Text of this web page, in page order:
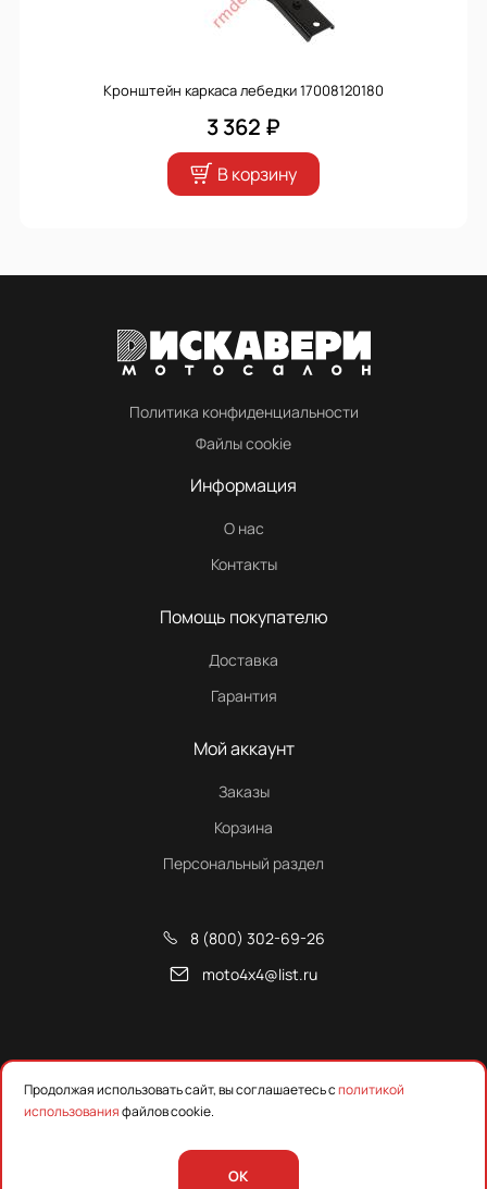
Кронштейн каркаса лебедки 17008120180
3 362 ₽
В корзину
Политика конфиденциальности
Файлы cookie
Информация
О нас
Контакты
Помощь покупателю
Доставка
Гарантия
Мой аккаунт
Заказы
Корзина
Персональный раздел
8 (800) 302-69-26
moto4x4@list.ru
Снегоходы, квадроциклы и запчасти от Русской Механики
Предложения на сайте не являются публичной офертой.
Продолжая использовать сайт, вы соглашаетесь сполитикой
использованияфайлов cookie.
OK